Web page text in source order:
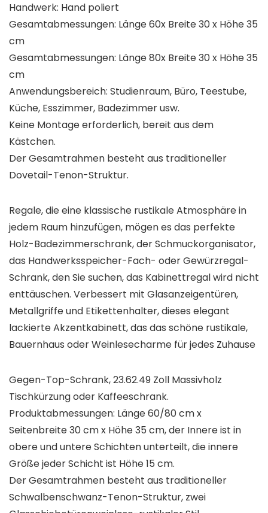
Handwerk: Hand poliert
Gesamtabmessungen: Länge 60x Breite 30 x Höhe 35
cm
Gesamtabmessungen: Länge 80x Breite 30 x Höhe 35
cm
Anwendungsbereich: Studienraum, Büro, Teestube,
Küche, Esszimmer, Badezimmer usw.
Keine Montage erforderlich, bereit aus dem
Kästchen.
Der Gesamtrahmen besteht aus traditioneller
Dovetail-Tenon-Struktur.
Regale, die eine klassische rustikale Atmosphäre in
jedem Raum hinzufügen, mögen es das perfekte
Holz-Badezimmerschrank, der Schmuckorganisator,
das Handwerksspeicher-Fach- oder Gewürzregal-
Schrank, den Sie suchen, das Kabinettregal wird nicht
enttäuschen. Verbessert mit Glasanzeigentüren,
Metallgriffe und Etikettenhalter, dieses elegant
lackierte Akzentkabinett, das das schöne rustikale,
Bauernhaus oder Weinlesecharme für jedes Zuhause
Gegen-Top-Schrank, 23.62.49 Zoll Massivholz
Tischkürzung oder Kaffeeschrank.
Produktabmessungen: Länge 60/80 cm x
Seitenbreite 30 cm x Höhe 35 cm, der Innere ist in
obere und untere Schichten unterteilt, die innere
Größe jeder Schicht ist Höhe 15 cm.
Der Gesamtrahmen besteht aus traditioneller
Schwalbenschwanz-Tenon-Struktur, zwei